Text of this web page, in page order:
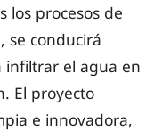
los procesos de
se conducirá
infiltrar el agua en
El proyecto
e innovadora,